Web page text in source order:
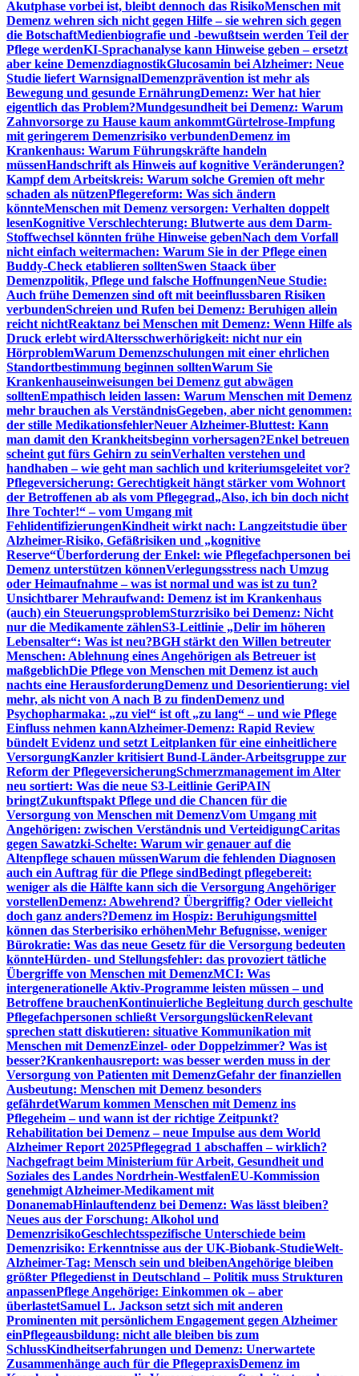
Akutphase vorbei ist, bleibt dennoch das RisikoMenschen mit
Demenz wehren sich nicht gegen Hilfe – sie wehren sich gegen
die BotschaftMedienbiografie und -bewußtsein werden Teil der
Pflege werdenKI-Sprachanalyse kann Hinweise geben – ersetzt
aber keine DemenzdiagnostikGlucosamin bei Alzheimer: Neue
Studie liefert WarnsignalDemenzprävention ist mehr als
Bewegung und gesunde ErnährungDemenz: Wer hat hier
eigentlich das Problem?Mundgesundheit bei Demenz: Warum
Zahnvorsorge zu Hause kaum ankommtGürtelrose-Impfung
mit geringerem Demenzrisiko verbundenDemenz im
Krankenhaus: Warum Führungskräfte handeln
müssenHandschrift als Hinweis auf kognitive Veränderungen?
Kampf dem Arbeitskreis: Warum solche Gremien oft mehr
schaden als nützenPflegereform: Was sich ändern
könnteMenschen mit Demenz versorgen: Verhalten doppelt
lesenKognitive Verschlechterung: Blutwerte aus dem Darm-
Stoffwechsel könnten frühe Hinweise gebenNach dem Vorfall
nicht einfach weitermachen: Warum Sie in der Pflege einen
Buddy-Check etablieren solltenSwen Staack über
Demenzpolitik, Pflege und falsche HoffnungenNeue Studie:
Auch frühe Demenzen sind oft mit beeinflussbaren Risiken
verbundenSchreien und Rufen bei Demenz: Beruhigen allein
reicht nichtReaktanz bei Menschen mit Demenz: Wenn Hilfe als
Druck erlebt wirdAltersschwerhörigkeit: nicht nur ein
HörproblemWarum Demenzschulungen mit einer ehrlichen
Standortbestimmung beginnen solltenWarum Sie
Krankenhauseinweisungen bei Demenz gut abwägen
solltenEmpathisch leiden lassen: Warum Menschen mit Demenz
mehr brauchen als VerständnisGegeben, aber nicht genommen:
der stille MedikationsfehlerNeuer Alzheimer-Bluttest: Kann
man damit den Krankheitsbeginn vorhersagen?Enkel betreuen
scheint gut fürs Gehirn zu seinVerhalten verstehen und
handhaben – wie geht man sachlich und kriteriumsgeleitet vor?
Pflegeversicherung: Gerechtigkeit hängt stärker vom Wohnort
der Betroffenen ab als vom Pflegegrad„Also, ich bin doch nicht
Ihre Tochter!“ – vom Umgang mit
FehlidentifizierungenKindheit wirkt nach: Langzeitstudie über
Alzheimer-Risiko, Gefäßrisiken und „kognitive
Reserve“Überforderung der Enkel: wie Pflegefachpersonen bei
Demenz unterstützen könnenVerlegungsstress nach Umzug
oder Heimaufnahme – was ist normal und was ist zu tun?
Unsichtbarer Mehraufwand: Demenz ist im Krankenhaus
(auch) ein SteuerungsproblemSturzrisiko bei Demenz: Nicht
nur die Medikamente zählenS3-Leitlinie „Delir im höheren
Lebensalter“: Was ist neu?BGH stärkt den Willen betreuter
Menschen: Ablehnung eines Angehörigen als Betreuer ist
maßgeblichDie Pflege von Menschen mit Demenz ist auch
nachts eine HerausforderungDemenz und Desorientierung: viel
mehr, als nicht von A nach B zu findenDemenz und
Psychopharmaka: „zu viel“ ist oft „zu lang“ – und wie Pflege
Einfluss nehmen kannAlzheimer-Demenz: Rapid Review
bündelt Evidenz und setzt Leitplanken für eine einheitlichere
VersorgungKanzler kritisiert Bund-Länder-Arbeitsgruppe zur
Reform der PflegeversicherungSchmerzmanagement im Alter
neu sortiert: Was die neue S3-Leitlinie GeriPAIN
bringtZukunftspakt Pflege und die Chancen für die
Versorgung von Menschen mit DemenzVom Umgang mit
Angehörigen: zwischen Verständnis und VerteidigungCaritas
gegen Sawatzki-Schelte: Warum wir genauer auf die
Altenpflege schauen müssenWarum die fehlenden Diagnosen
auch ein Auftrag für die Pflege sindBedingt pflegebereit:
weniger als die Hälfte kann sich die Versorgung Angehöriger
vorstellenDemenz: Abwehrend? Übergriffig? Oder vielleicht
doch ganz anders?Demenz im Hospiz: Beruhigungsmittel
können das Sterberisiko erhöhenMehr Befugnisse, weniger
Bürokratie: Was das neue Gesetz für die Versorgung bedeuten
könnteHürden- und Stellungsfehler: das provoziert tätliche
Übergriffe von Menschen mit DemenzMCI: Was
intergenerationelle Aktiv-Programme leisten müssen – und
Betroffene brauchenKontinuierliche Begleitung durch geschulte
Pflegefachpersonen schließt VersorgungslückenRelevant
sprechen statt diskutieren: situative Kommunikation mit
Menschen mit DemenzEinzel- oder Doppelzimmer? Was ist
besser?Krankenhausreport: was besser werden muss in der
Versorgung von Patienten mit DemenzGefahr der finanziellen
Ausbeutung: Menschen mit Demenz besonders
gefährdetWarum kommen Menschen mit Demenz ins
Pflegeheim – und wann ist der richtige Zeitpunkt?
Rehabilitation bei Demenz – neue Impulse aus dem World
Alzheimer Report 2025Pflegegrad 1 abschaffen – wirklich?
Nachgefragt beim Ministerium für Arbeit, Gesundheit und
Soziales des Landes Nordrhein-WestfalenEU-Kommission
genehmigt Alzheimer-Medikament mit
DonanemabHinlauftendenz bei Demenz: Was lässt bleiben?
Neues aus der Forschung: Alkohol und
DemenzrisikoGeschlechtsspezifische Unterschiede beim
Demenzrisiko: Erkenntnisse aus der UK-Biobank-StudieWelt-
Alzheimer-Tag: Mensch sein und bleibenAngehörige bleiben
größter Pflegedienst in Deutschland – Politik muss Strukturen
anpassenPflege Angehörige: Einkommen ok – aber
überlastetSamuel L. Jackson setzt sich mit anderen
Prominenten mit persönlichem Engagement gegen Alzheimer
einPflegeausbildung: nicht alle bleiben bis zum
SchlussKindheitserfahrungen und Demenz: Unerwartete
Zusammenhänge auch für die PflegepraxisDemenz im